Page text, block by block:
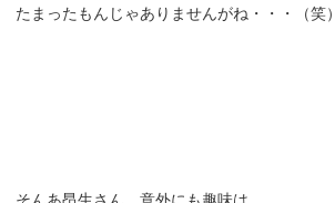
たまったもんじゃありませんがね・・・（笑）
そんあ昂生さん、意外にも趣味は